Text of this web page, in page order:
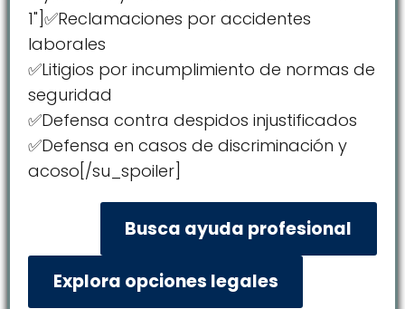
1"]✅Reclamaciones por accidentes
laborales
✅Litigios por incumplimiento de normas de
seguridad
✅Defensa contra despidos injustificados
✅Defensa en casos de discriminación y
acoso[/su_spoiler]
Busca ayuda profesional
Explora opciones legales